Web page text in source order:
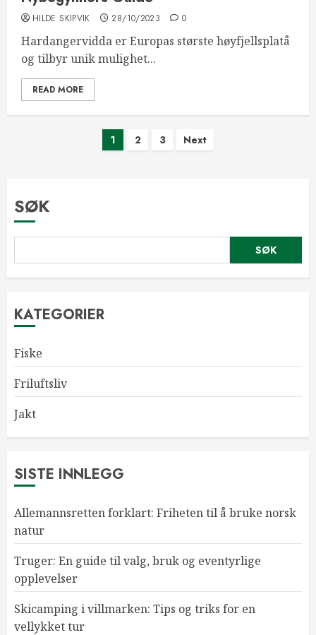
HILDE SKIPVIK 28/10/2023 0
Hardangervidda er Europas største høyfjellsplatå
og tilbyr unik mulighet...
READ MORE
Sidepaginering
1 2 3 Next
SØK
SØK
KATEGORIER
Fiske
Friluftsliv
Jakt
SISTE INNLEGG
Allemannsretten forklart: Friheten til å bruke norsk
natur
Truger: En guide til valg, bruk og eventyrlige
opplevelser
Skicamping i villmarken: Tips og triks for en
vellykket tur